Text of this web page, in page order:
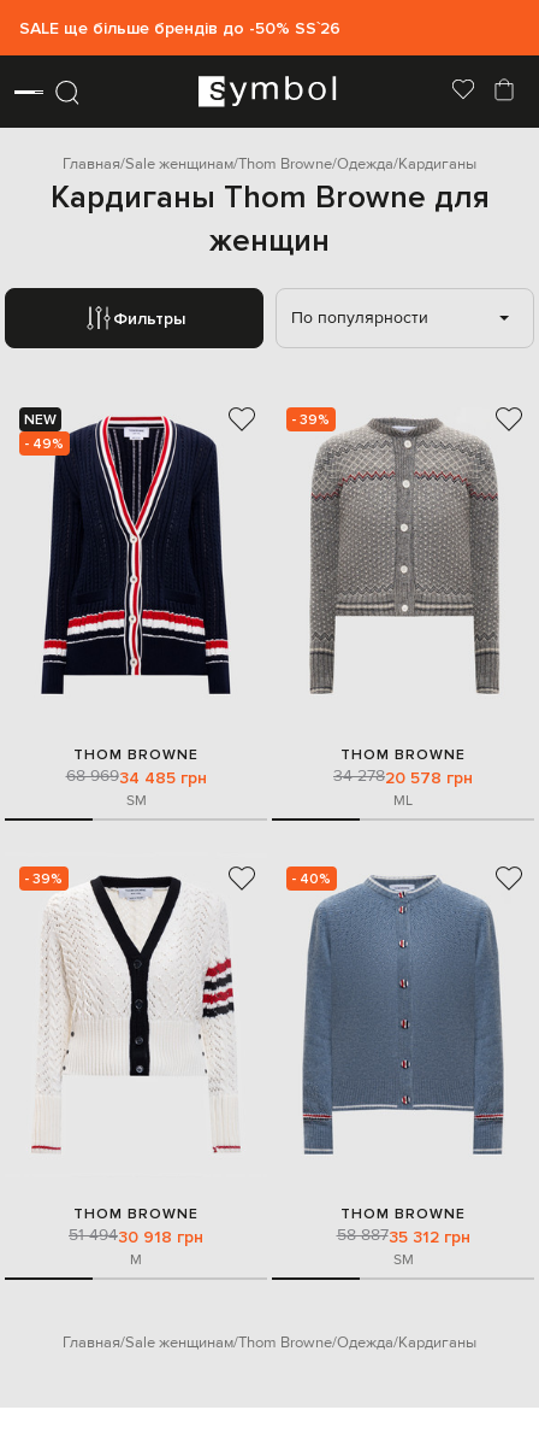
SALE ще більше брендів до -50% SS`26
Главная Sale женщинам Thom Browne Одежда Кардиганы
Кардиганы Thom Browne для
женщин
Фильтры По популярности
NEW
- 49%
THOM BROWNE
68 96934 485 грн
SM
- 39%
THOM BROWNE
34 27820 578 грн
ML
- 39%
THOM BROWNE
51 49430 918 грн
M
- 40%
THOM BROWNE
58 88735 312 грн
SM
Главная Sale женщинам Thom Browne Одежда Кардиганы